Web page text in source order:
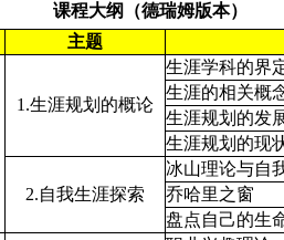
课程大纲（德瑞姆版本）
主题
1.生涯规划的概论
生涯学科的界
生涯的相关概
生涯规划的发
生涯规划的现
2.自我生涯探索
冰山理论与自
乔哈里之窗
盘点自己的生